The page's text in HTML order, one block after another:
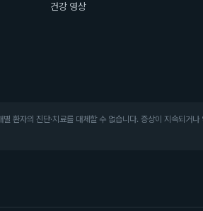
건강 영상
환자의 진단·치료를 대체할 수 없습니다. 증상이 지속되거